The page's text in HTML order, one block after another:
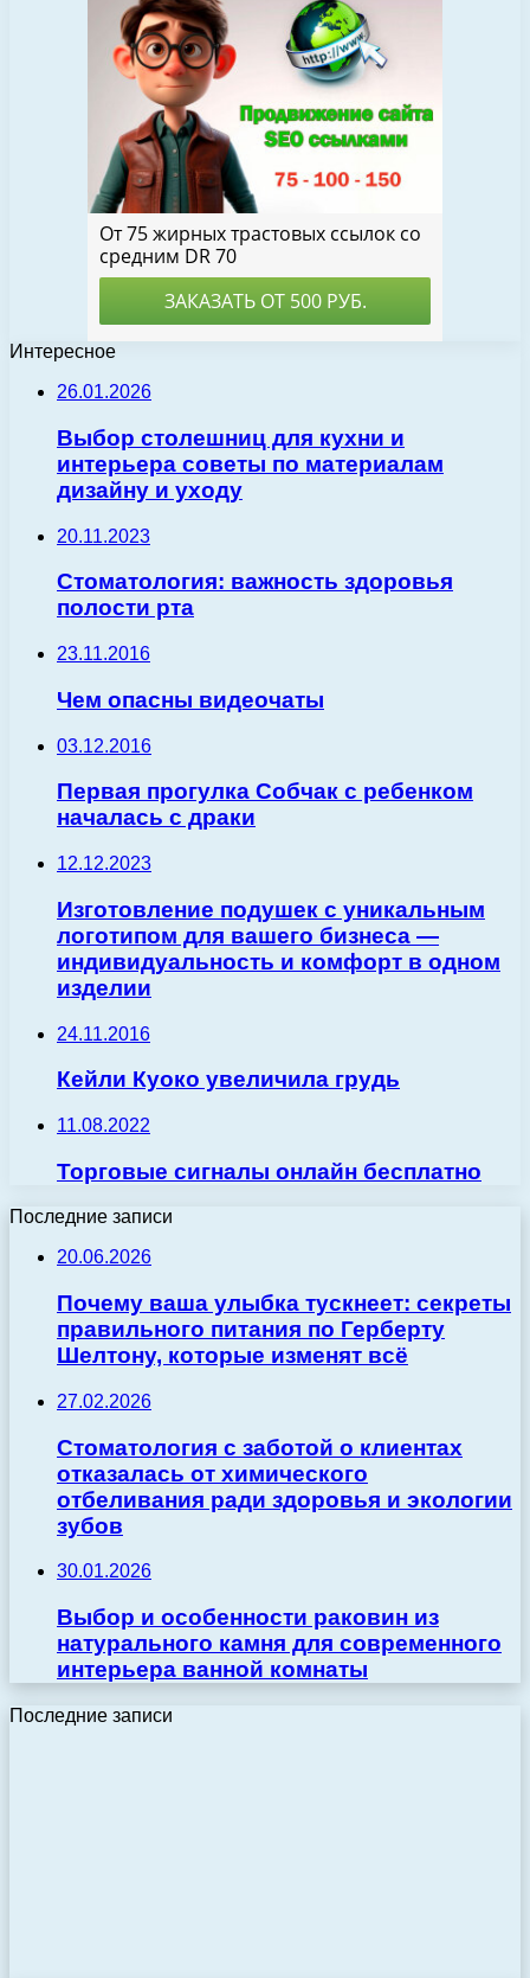
Интересное
26.01.2026
Выбор столешниц для кухни и
интерьера советы по материалам
дизайну и уходу
20.11.2023
Стоматология: важность здоровья
полости рта
23.11.2016
Чем опасны видеочаты
03.12.2016
Первая прогулка Собчак с ребенком
началась с драки
12.12.2023
Изготовление подушек с уникальным
логотипом для вашего бизнеса —
индивидуальность и комфорт в одном
изделии
24.11.2016
Кейли Куоко увеличила грудь
11.08.2022
Торговые сигналы онлайн бесплатно
Последние записи
20.06.2026
Почему ваша улыбка тускнеет: секреты
правильного питания по Герберту
Шелтону, которые изменят всё
27.02.2026
Стоматология с заботой о клиентах
отказалась от химического
отбеливания ради здоровья и экологии
зубов
30.01.2026
Выбор и особенности раковин из
натурального камня для современного
интерьера ванной комнаты
Последние записи